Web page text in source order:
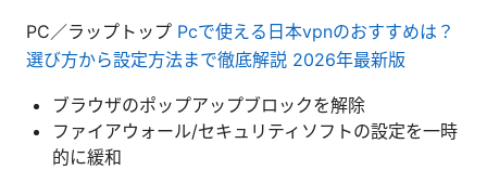
PC／ラップトップ Pcで使える日本vpnのおすすめは？
選び方から設定方法まで徹底解説 2026年最新版
ブラウザのポップアップブロックを解除
ファイアウォール/セキュリティソフトの設定を一時
的に緩和